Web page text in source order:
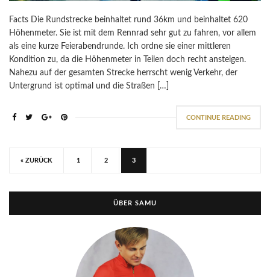
Facts Die Rundstrecke beinhaltet rund 36km und beinhaltet 620
Höhenmeter. Sie ist mit dem Rennrad sehr gut zu fahren, vor allem
als eine kurze Feierabendrunde. Ich ordne sie einer mittleren
Kondition zu, da die Höhenmeter in Teilen doch recht ansteigen.
Nahezu auf der gesamten Strecke herrscht wenig Verkehr, der
Untergrund ist optimal und die Straßen […]
CONTINUE READING
« ZURÜCK 1 2 3
ÜBER SAMU